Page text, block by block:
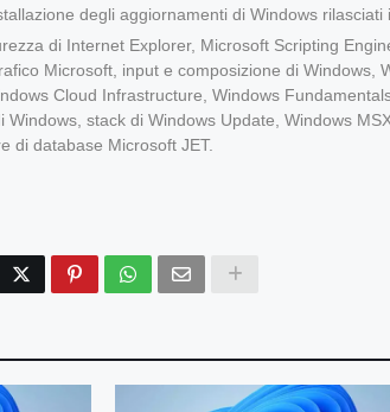
degli aggiornamenti di Windows rilasciati
di Internet Explorer, Microsoft Scripting
Microsoft, input e composizione di Windows,
Cloud Infrastructure, Windows
Windows, stack di Windows Update, Windows
di database Microsoft JET.